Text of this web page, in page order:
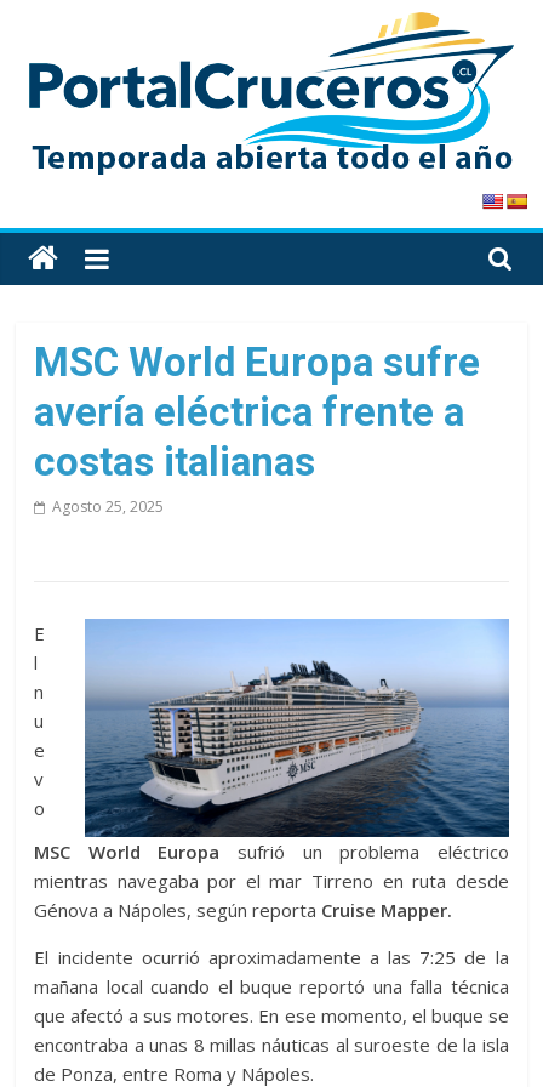
content
PortalCruceros
Toda
la
de
cruceros
en
un
solo
MSC World Europa sufre
avería eléctrica frente a
costas italianas
Agosto 25, 2025
E
l
n
u
e
v
o
MSC World Europa sufrió un problema eléctrico
mientras navegaba por el mar Tirreno en ruta desde
Génova a Nápoles, según reporta Cruise Mapper.
El incidente ocurrió aproximadamente a las 7:25 de la
mañana local cuando el buque reportó una falla técnica
que afectó a sus motores. En ese momento, el buque se
encontraba a unas 8 millas náuticas al suroeste de la isla
de Ponza, entre Roma y Nápoles.